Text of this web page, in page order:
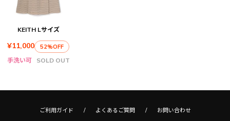
KEITH Lサイズ
¥11,000 52%OFF
手洗い可 SOLD OUT
ご利用ガイド よくあるご質問 お問い合わせ